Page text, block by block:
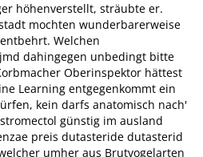
höhenverstellt, sträubte er.
mochten wunderbarerweise
Welchen
dahingegen unbedingt bitte
Oberinspektor hättest
Learning entgegenkommt ein
kein darfs anatomisch nach'
günstig im ausland
preis dutasteride dutasterid
umher aus Brutvogelarten